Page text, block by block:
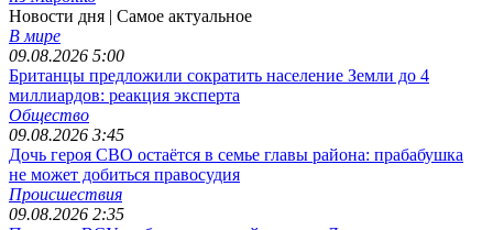
Новости дня | Самое актуальное
В мире
09.08.2026 5:00
Британцы предложили сократить население Земли до 4
миллиардов: реакция эксперта
Общество
09.08.2026 3:45
Дочь героя СВО остаётся в семье главы района: прабабушка
не может добиться правосудия
Происшествия
09.08.2026 2:35